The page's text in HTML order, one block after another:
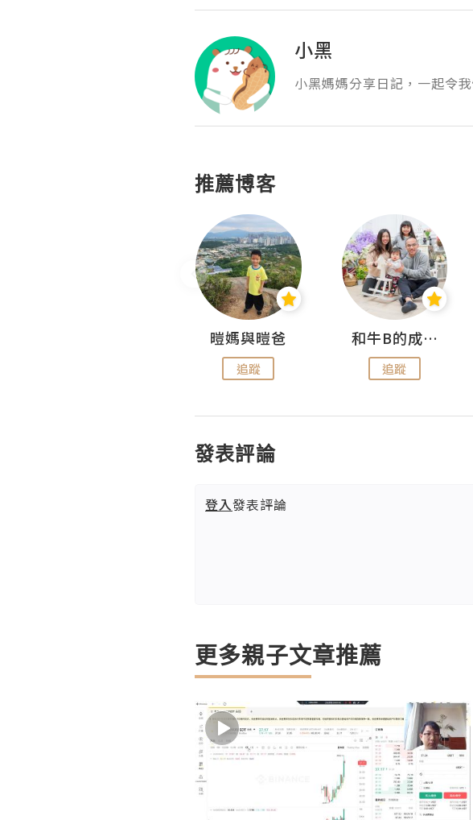
小黑
小黑媽媽分享日記，一起令
推薦博客
暟媽與暟爸
追蹤
和牛B的成長日記
追蹤
發表評論
登入發表評論
更多親子文章推薦